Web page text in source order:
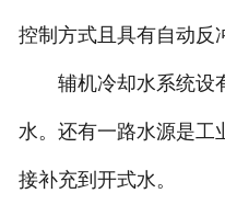
控制方式且具有自动反
辅机冷却水系统设
水。还有一路水源是工
接补充到开式水。